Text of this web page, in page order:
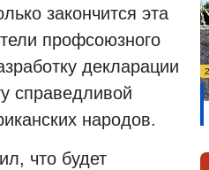
закончится эта
профсоюзного
декларации
справедливой
народов.
что будет